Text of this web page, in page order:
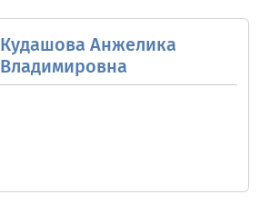
Кудашова Анжелика
Владимировна